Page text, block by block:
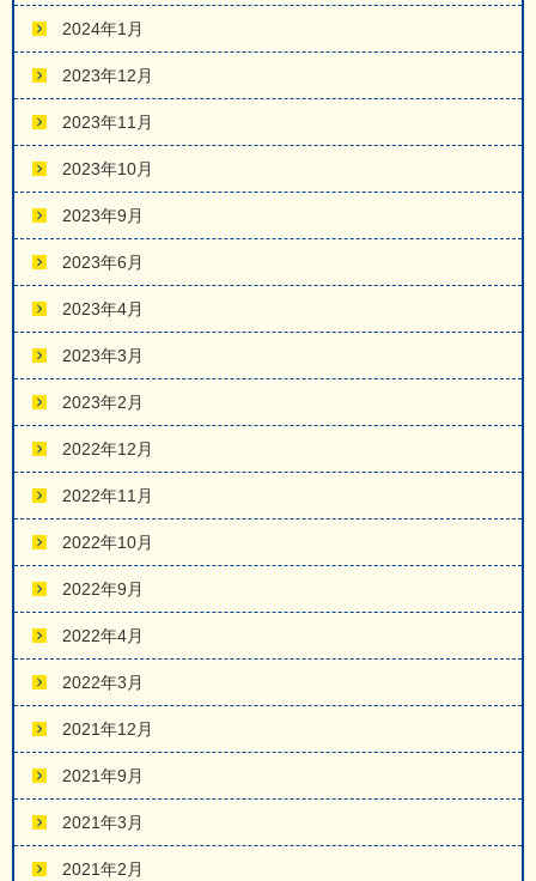
2024年1月
2023年12月
2023年11月
2023年10月
2023年9月
2023年6月
2023年4月
2023年3月
2023年2月
2022年12月
2022年11月
2022年10月
2022年9月
2022年4月
2022年3月
2021年12月
2021年9月
2021年3月
2021年2月